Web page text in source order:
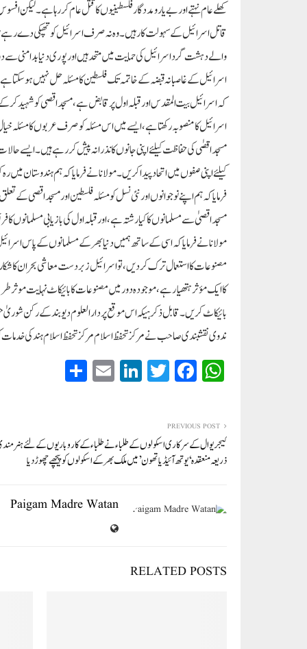
کھلے عام نہتے اور بے یار و مددگار فلسطینیوں کا قتل عام کر رہا ہے۔
قاتل اسرائیل کے سہولت کار ہیں۔ وہ نہ صرف اسرائیل کو تھپکی دے رہے
والے دہشت گرد اسرائیل کی حمایت میں متحد ہیں اور پوری دنیا بدامنی سے
اسرائیل کے غاصبانہ قبضہ کے خاتمہ تک فلسطین کا مسئلہ حل نہیں ہوسکتا
کہ اسرائیل بیت المقدس اور قبلہ اول پر قابض ہے، مسجد اقصی کو شہید
اسرائیل کا منصوبہ رکھتا ہے، ایسے میں اس مسئلہ کو صرف عربوں کا مسئلہ
مسجد اقصٰی کی حفاظت کیلئے اپنی جانوں کا نذرانہ پیش کررہے ہیں۔ایسے
کیلئے اپنی صفوں میں اتحاد پیدا کریں۔ مولانا نے فرمایا کہ ہم ہندوستان
فرمایا کہ ہم اپنے نوجوانوں اور نئی نسل کو مسئلہ فلسطین اور مسجد اقصی
مسجد اقصیٰ سے مسلمانوں کا کیا رشتہ ہے، اور قبلہ اول کی بازیابی
مولانا نے فرمایا کہ اسی کے ساتھ ہمیں دنیا بھر کے مسلمانوں کے پاس
مصنوعات کا استعمال ترک کر دیں، تو اسرائیل زبردست معاشی بحران کا
کا ایک مؤثر ہتھیار ہے، موجودہ دور میں مصنوعات کا بائیکاٹ نہایت موثر
بائیکاٹ کریں۔قابل ذکر ہیکہ اس موقع پر دارالعلوم دیوبند کے رکن
ندوی نقشبندی صاحب نے مرکز تحفظ اسلام مرکز تحفظ اسلام ہند کی
W
ha
A
pp
Fa
ce
ok
T
wi
r
Li
nk
In
E
m
PREVIOUS POST
کیجریوال کے سرکاری اسکولوں کے طلباء نے طلباء کے کاروباریوں کے لئے ہنر
ذریعہ منعقدہ ‘یوتھ آئیڈیاتھون’ میں ملک بھر کے اسکولوں کو پیچھے چھوڑ دیا
Paigam Madre Watan
RELATED POSTS